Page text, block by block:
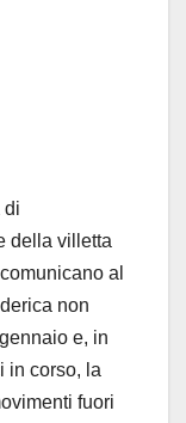
di
della villetta
al
non
e, in
in corso, la
fuori